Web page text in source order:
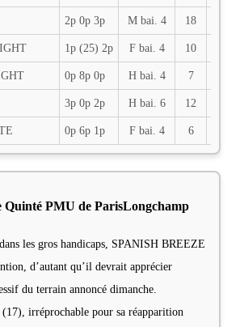
2p 0p 3p M bai. 4 18
1p (25) 2p F bai. 4 10
0p 8p 0p H bai. 4 7
3p 0p 2p H bai. 6 12
0p 6p 1p F bai. 4 6
Quinté PMU de ParisLongchamp
les gros handicaps, SPANISH BREEZE
d’autant qu’il devrait apprécier
du terrain annoncé dimanche.
irréprochable pour sa réapparition